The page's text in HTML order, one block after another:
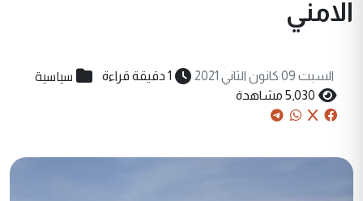
الامني
السبت 09 كانون الثاني 2021 1 دقيقة قراءة سياسية
5,030 مشاهدة